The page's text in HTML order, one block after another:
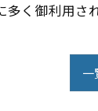
く御利用され
一